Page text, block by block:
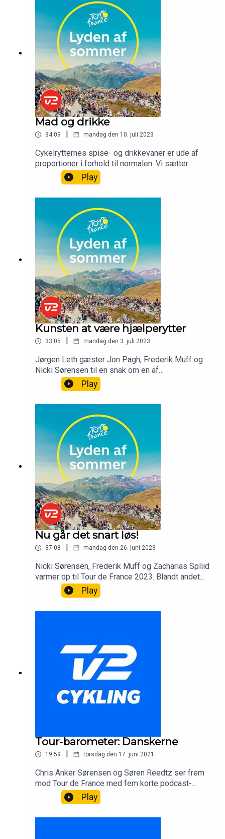
Mad og drikke
34:09 | mandag den 10. juli 2023
Cykelrytternes spise- og drikkevaner er ude af
proportioner i forhold til normalen. Vi sætter
deres ernæring under lup – med kyndig hjælp fra
Rolf Sørensen.Medvirkende: Frederik Muff, Nicki
Sørensen, Zacharias Spliid og Rolf Sørensen.
Play
Kunsten at være hjælperytter
33:05 mandag den 3. juli 2023
Jørgen Leth gæster Jon Pagh, Frederik Muff og
Nicki Sørensen til en snak om en af
cykelsportens vigtigste roller: Hjælperytteren.
Play
Nu går det snart løs!
37:08 mandag den 26. juni 2023
Nicki Sørensen, Frederik Muff og Zacharias Spliid
varmer op til Tour de France 2023. Blandt andet
med det helt store spørgsmål: Vingegaard eller
Pogacar?
Play
Tour-barometer: Danskerne
19:59 torsdag den 17. juni 2021
Chris Anker Sørensen og Søren Reedtz ser frem
mod Tour de France med fem korte podcast-
afsnit om de største hold og favoritter. I dette
afsnit handler det om de danske ryttere, vi regner
med at se i touren.
Play